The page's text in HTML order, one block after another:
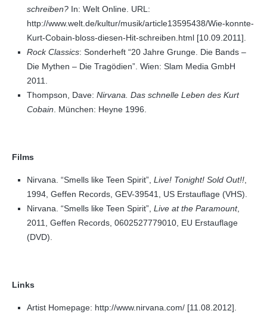
schreiben? In: Welt Online. URL:
http://www.welt.de/kultur/musik/article13595438/Wie-konnte-
Kurt-Cobain-bloss-diesen-Hit-schreiben.html [10.09.2011].
Rock Classics: Sonderheft “20 Jahre Grunge. Die Bands –
Die Mythen – Die Tragödien”. Wien: Slam Media GmbH
2011.
Thompson, Dave: Nirvana. Das schnelle Leben des Kurt
Cobain . München: Heyne 1996.
Films
Nirvana. “Smells like Teen Spirit”, Live! Tonight! Sold Out!!
1994, Geffen Records, GEV-39541, US Erstauflage (VHS).
Nirvana. “Smells like Teen Spirit”, Live at the Paramount,
2011, Geffen Records, 0602527779010, EU Erstauflage
(DVD).
Links
Artist Homepage: http://www.nirvana.com/ [11.08.2012].